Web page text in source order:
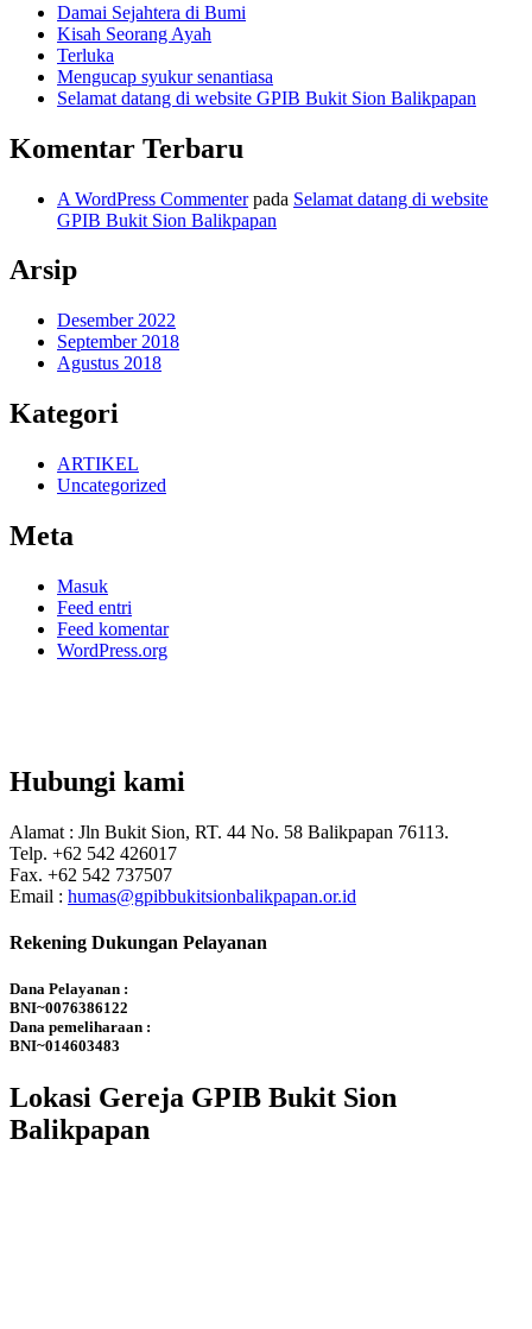
Damai Sejahtera di Bumi
Kisah Seorang Ayah
Terluka
Mengucap syukur senantiasa
Selamat datang di website GPIB Bukit Sion Balikpapan
Komentar Terbaru
A WordPress Commenterpada Selamat datang di website
GPIB Bukit Sion Balikpapan
Arsip
Desember 2022
September 2018
Agustus 2018
Kategori
ARTIKEL
Uncategorized
Meta
Masuk
Feed entri
Feed komentar
WordPress.org
Hubungi kami
Alamat : Jln Bukit Sion, RT. 44 No. 58 Balikpapan 76113.
Telp. +62 542 426017
Fax. +62 542 737507
Email : humas@gpibbukitsionbalikpapan.or.id
Rekening Dukungan Pelayanan
Dana Pelayanan :
BNI~0076386122
Dana pemeliharaan :
BNI~014603483
Lokasi Gereja GPIB Bukit Sion
Balikpapan